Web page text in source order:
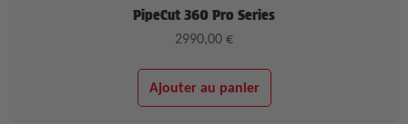
PipeCut 360 Pro Series
2990,00 €
Ajouter au panier